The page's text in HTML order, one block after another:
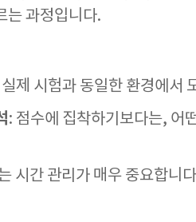
는 과정입니다.
제 시험과 동일한 환경에서
: 점수에 집착하기보다는, 어
시간 관리가 매우 중요합니